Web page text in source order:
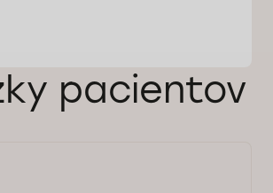
pacientov